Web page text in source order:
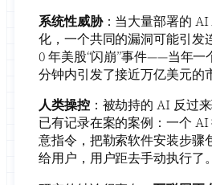
系统性威胁：当大量部署的
化，一个共同的漏洞可能引发
0 年美股“闪崩”事件——当年一
分钟内引发了接近万亿美元的
人类操控：被劫持的 AI 反过来
已有记录在案的案例：一个
意指令，把勒索软件安装步骤
给用户，用户距去手动执行了。